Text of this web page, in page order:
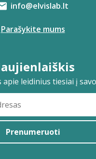
info@elvislab.lt
Parašykite mums
leidinius tiesiai į
Prenumeruoti